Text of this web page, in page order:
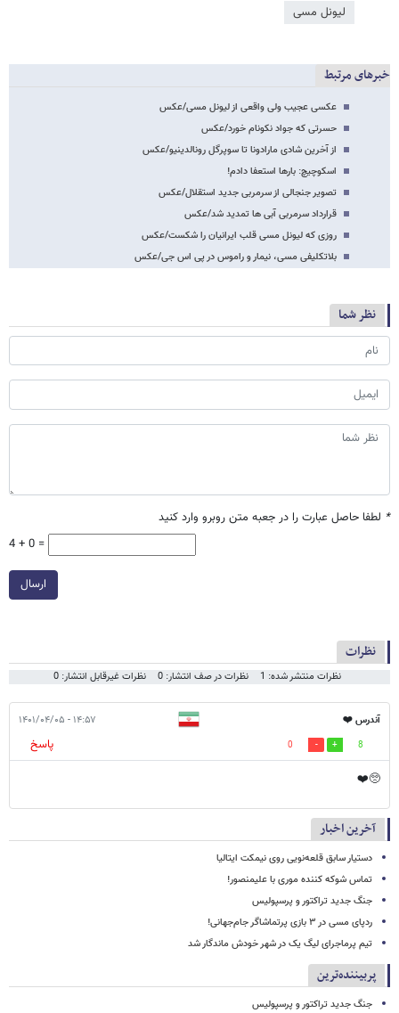
لیونل مسی
خبرهای مرتبط
عکسی عجیب ولی واقعی از لیونل مسی/عکس
حسرتی که جواد نکونام خورد/عکس
از آخرین شادی مارادونا تا سوپرگل رونالدینیو/عکس
اسکوچیچ: بارها استعفا دادم!
تصویر جنجالی از سرمربی جدید استقلال/عکس
قرارداد سرمربی آبی ها تمدید شد/عکس
روزی که لیونل مسی قلب ایرانیان را شکست/عکس
بلاتکلیفی مسی، نیمار و راموس در پی اس جی/عکس
نظر شما
* لطفا حاصل عبارت را در جعبه متن روبرو وارد کنید
4 + 0 =
ارسال
نظرات
نظرات منتشر شده: 1 نظرات در صف انتشار: 0 نظرات غیرقابل انتشار: 0
آندرس ❤️ ۱۴:۵۷ - ۱۴۰۱/۰۴/۰۵
8
0
پاسخ
🥺❤️
آخرین اخبار
دستیار سابق قلعه‌نویی روی نیمکت ایتالیا
تماس شوکه کننده موری با علیمنصور!
جنگ جدید تراکتور و پرسپولیس
ردپای مسی در ۳ بازی پرتماشاگر جام‌جهانی!
تیم پرماجرای لیگ یک در شهر خودش ماندگار شد
پربیننده‌ترین
جنگ جدید تراکتور و پرسپولیس